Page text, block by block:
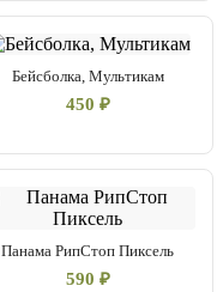
Бейсболка, Мультикам
450 ₽
Панама РипСтоп Пиксель
590 ₽